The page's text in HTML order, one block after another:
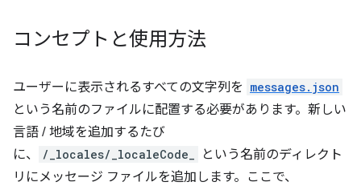
コンセプトと使用方法
ユーザーに表示されるすべての文字列を messages.json
という名前のファイルに配置する必要があります。新しい
言語 / 地域を追加するたび
に、
/_locales/_localeCode_
という名前のディレクト
リにメッセージ ファイルを追加します。ここで、